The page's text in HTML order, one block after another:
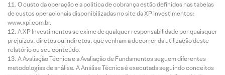
O custo da operação e a política de cobrança estão definidos nas tabelas
de custos operacionais disponibilizadas no site da XP Investimentos:
www.xpi.com.br.
A XP Investimentos se exime de qualquer responsabilidade por quaisquer
prejuízos, diretos ou indiretos, que venham a decorrer da utilização deste
relatório ou seu conteúdo.
A Avaliação Técnica e a Avaliação de Fundamentos seguem diferentes
metodologias de análise. A Análise Técnica é executada seguindo conceitos